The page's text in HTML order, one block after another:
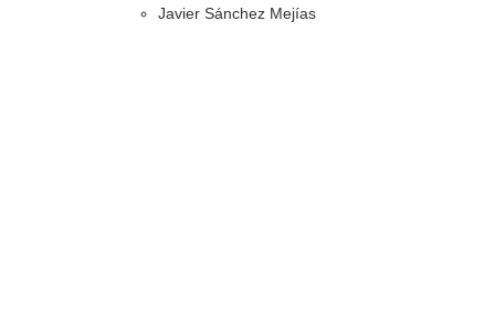
Javier Sánchez Mejías